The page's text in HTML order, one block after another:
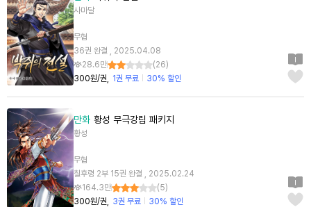
사마달
무협
36권 완결 , 2025.04.08
28.6만
(26)
300원/권
1권 무료 30% 할인
만화 황성 무극강림 패키지
황성
무협
칠후령 2부 15권 완결 , 2025.02.24
164.3만
(5)
300원/권
3권 무료 30% 할인